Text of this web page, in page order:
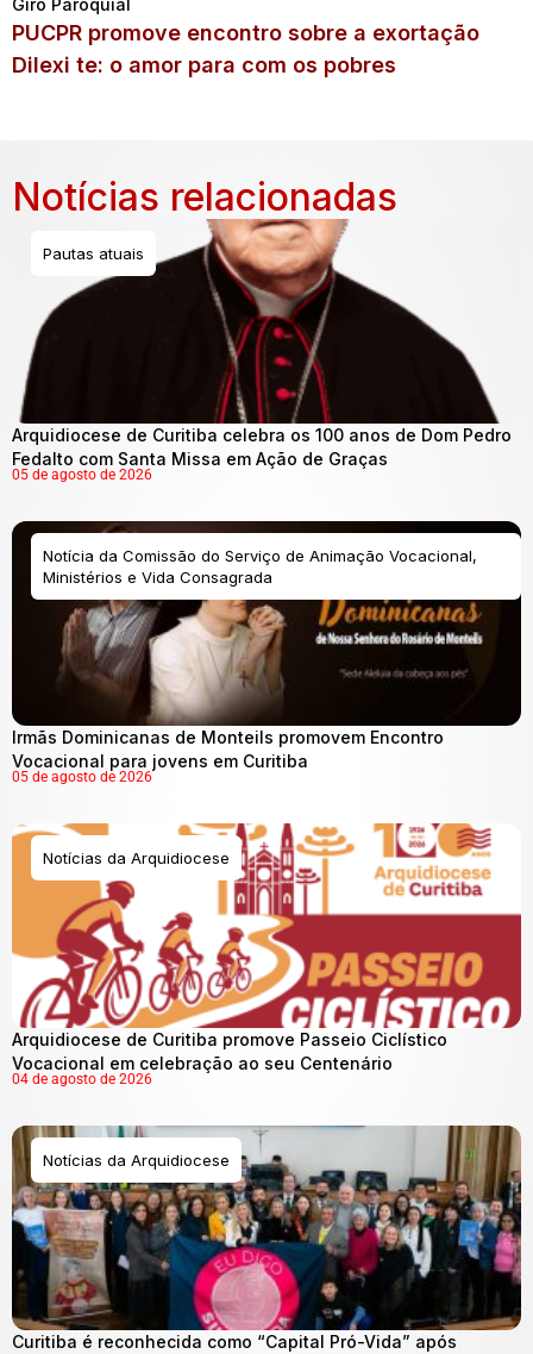
Giro Paroquial
PUCPR promove encontro sobre a exortação
Dilexi te: o amor para com os pobres
Notícias relacionadas
Pautas atuais
Arquidiocese de Curitiba celebra os 100 anos de Dom Pedro
Fedalto com Santa Missa em Ação de Graças
05 de agosto de 2026
Notícia da Comissão do Serviço de Animação Vocacional,
Ministérios e Vida Consagrada
Irmãs Dominicanas de Monteils promovem Encontro
Vocacional para jovens em Curitiba
05 de agosto de 2026
Notícias da Arquidiocese
Arquidiocese de Curitiba promove Passeio Ciclístico
Vocacional em celebração ao seu Centenário
04 de agosto de 2026
Notícias da Arquidiocese
Curitiba é reconhecida como “Capital Pró-Vida” após